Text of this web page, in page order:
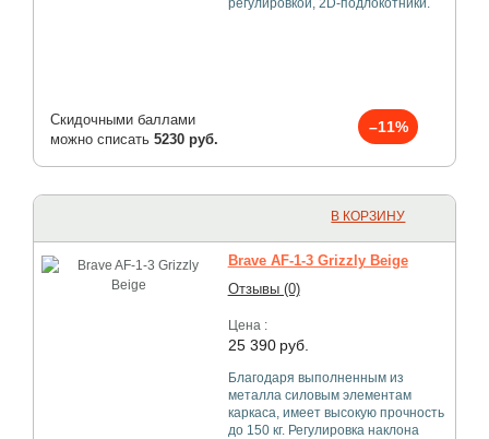
регулировкой, 2D-подлокотники.
Скидочными баллами
можно списать 5230 руб.
–11%
В КОРЗИНУ
Brave AF-1-3 Grizzly Beige
Отзывы (0)
Цена :
25 390 руб.
Благодаря выполненным из
металла силовым элементам
каркаса, имеет высокую прочность
до 150 кг. Регулировка наклона